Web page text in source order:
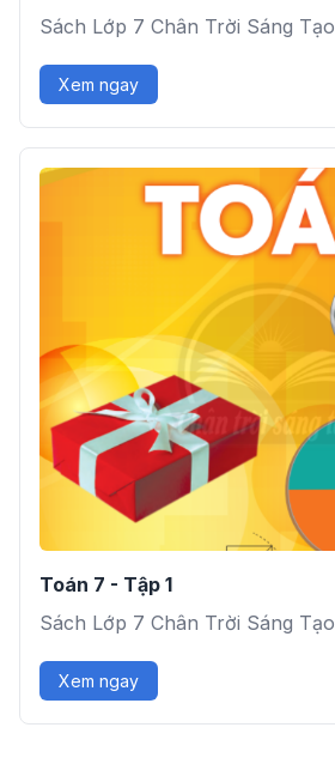
Sách Lớp 7 Chân Trời Sáng Tạo
Xem ngay
Toán 7 - Tập 1
Sách Lớp 7 Chân Trời Sáng Tạo
Xem ngay